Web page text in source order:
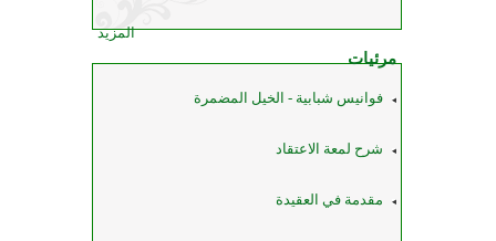
المزيد
مرئيات
فوانيس شبابية - الخيل المضمرة
شرح لمعة الاعتقاد
مقدمة في العقيدة